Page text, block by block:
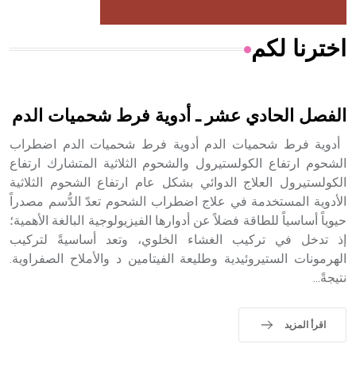
هل تعلم أن الأبسيد كلمة فرنسية اللفظ تم اعتمادها مصطلحاً
- هل تعلم أن أبجر Abgar اسم معروف جيداً يعود إلى عدد من
الملوك الذين حكموا مدينة إديسا (الرها) من أبجر الأول وحتى
التاسع، وهم ينتسبون إلى أسرة أوسروين
sign تكتب منفصلة غير متصلة، وتعتمد المبدأ الأكوروفوني،
اخترنا لكم
الفصل الحادي عشر ـ أدوية فرط شحميات الدم
أدوية فرط شحميات الدم أدوية فرط شحميات الدم اضطراب
الشحوم ارتفاع الكولستيرول والشحوم الثلاثية المتشارك ارتفاع
الكولستيرول العلاج الدوائي بشكل عام ارتفاع الشحوم الثلاثية
الأدوية المستخدمة في علاج اضطراب الشحوم تعدّ الدُّسم مصدراً
حيوياً أساسياً للطاقة فضلاً عن أدوارها الفيزيولوجية البالغة الأهمية؛
إذ تدخل في تركيب الغشاء الخلوي، وتعد أساسيةً لتركيب
الهرمونات الستيروئيدية وطليعة الفيتامين د والأملاح الصفراوية.
نتيجةً...
اقرأ المزيد